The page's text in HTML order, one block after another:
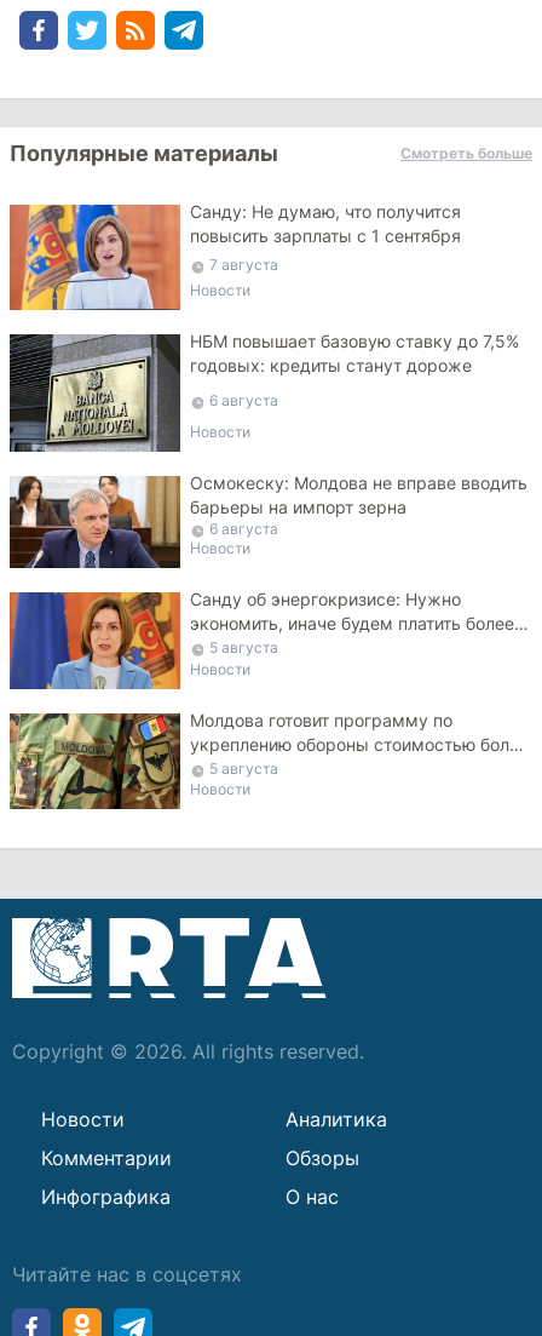
Популярные материалы Смотреть больше
Санду: Не думаю, что получится
повысить зарплаты с 1 сентября
7 августа
Новости
НБМ повышает базовую ставку до 7,5%
годовых: кредиты станут дороже
6 августа
Новости
Осмокеску: Молдова не вправе вводить
барьеры на импорт зерна
6 августа
Новости
Санду об энергокризисе: Нужно
экономить, иначе будем платить более
высокие тарифы
5 августа
Новости
Молдова готовит программу по
укреплению обороны стоимостью более
10 млрд леев на ближайшие пять лет
5 августа
Новости
Copyright © 2026. All rights reserved.
Новости
Аналитика
Комментарии
Обзоры
Инфографика
О нас
Читайте нас в соцсетях